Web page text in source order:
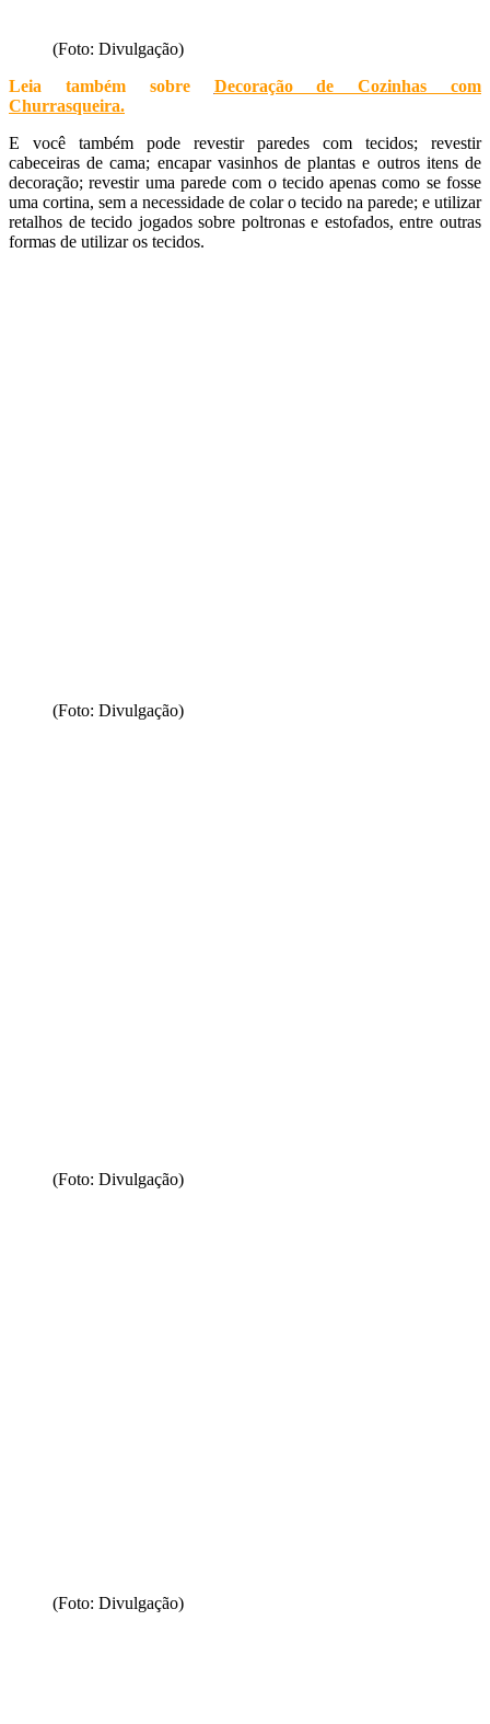
(Foto: Divulgação)
Leia também sobre Decoração de Cozinhas com
Churrasqueira.
E você também pode revestir paredes com tecidos; revestir
cabeceiras de cama; encapar vasinhos de plantas e outros itens de
decoração; revestir uma parede com o tecido apenas como se fosse
uma cortina, sem a necessidade de colar o tecido na parede; e utilizar
retalhos de tecido jogados sobre poltronas e estofados, entre outras
formas de utilizar os tecidos.
(Foto: Divulgação)
(Foto: Divulgação)
(Foto: Divulgação)